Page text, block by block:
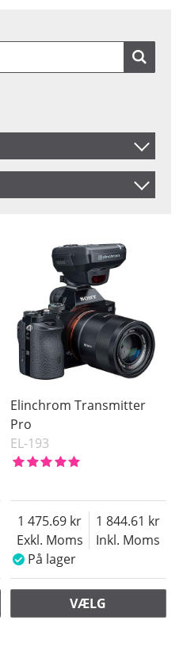
Nr.
Elinchrom Transmitter
Pro
EL-193
Exkl. Moms
1 475.69
Inkl. Moms
1 844.61
På lager
VÆLG